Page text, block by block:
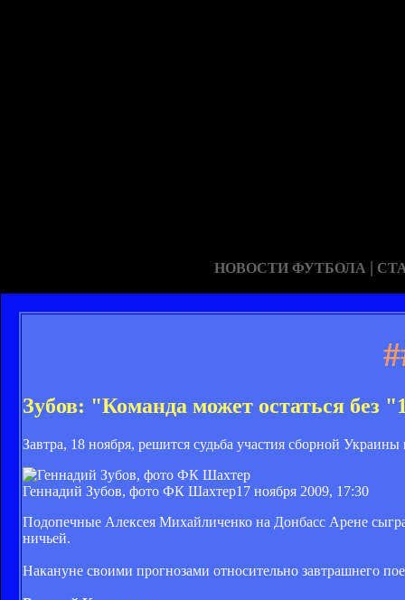
НОВОСТИ ФУТБОЛА |
Зубов: "Команда может остаться без
Завтра, 18 ноября, решится судьба участия сборной
Геннадий Зубов, фото ФК Шахтер17 ноября 2009, 17:30
Подопечные Алексея Михайличенко на Донбасс Арене
ничьей.
Накануне своими прогнозами относительно завтрашнего